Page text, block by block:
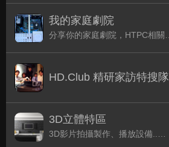
我的家庭劇院
HD.Club 精研家訪特搜隊
3D立體特區
3D影片拍攝製作、播放設備..等相關討論